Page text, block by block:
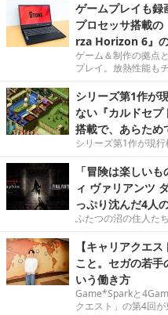
ゲームプレイも
プロセッサ搭載の
rza Horizon 6』
ゲーム＆制作の拠点
プレイ。放熱性能も
シリーズ第1作が
ない『カルドセプ
搭載で、あらため
シリーズ第1作が現
「冒険は楽しい
ィ ヴァリアンツ
っぷり沈んだ4人
ふたつの沼の住人た
【キャリアクエ
こと。セガの若手
いう働き方
Game*Sparkと
クエスト」の第4回